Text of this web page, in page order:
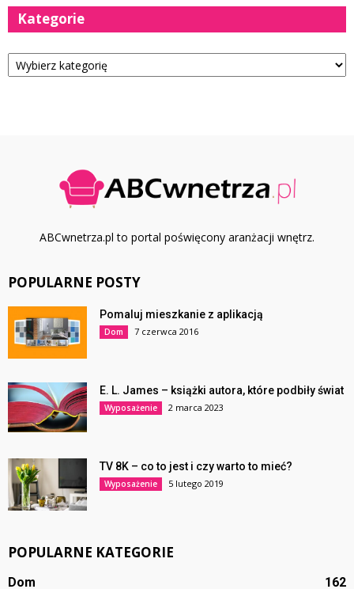
Kategorie
Kategorie
ABCwnetrza.pl to portal poświęcony aranżacji wnętrz.
POPULARNE POSTY
Pomaluj mieszkanie z aplikacją
Dom 7 czerwca 2016
E. L. James – książki autora, które podbiły świat
Wyposażenie 2 marca 2023
TV 8K – co to jest i czy warto to mieć?
Wyposażenie 5 lutego 2019
POPULARNE KATEGORIE
Dom 162